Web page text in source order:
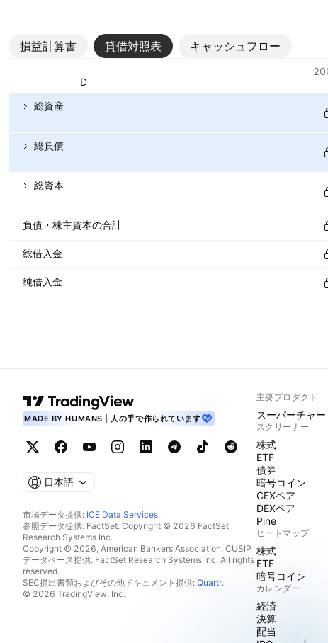
損益計算書 貸借対照表 キャッシュフロー
通貨: USD
総資産
総負債
総資本
負債・株主資本の合計
総借入金
純借入金
MADE BY HUMANS | 人の手で作られています
日本語
市場データ提供: ICE Data Services.
参照データ提供: FactSet. Copyright © 2026 FactSet
Research Systems Inc.
Copyright © 2026, American Bankers Association. CUSIP
データベース提供: FactSet Research Systems Inc. All rights
reserved.
SEC提出書類およびその他ドキュメント提供: Quartr.
© 2026 TradingView, Inc.
主要プロダクト
スーパーチャー
スクリーナー
株式
ETF
債券
暗号コイン
CEXペア
DEXペア
Pine
ヒートマップ
株式
ETF
暗号コイン
カレンダー
経済
決算
配当